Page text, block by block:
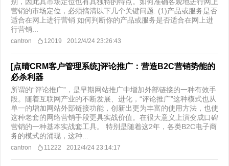
营销的市场定位，必须搞清以下几个关键问题: (1)产品或服务是否
适合在网上进行营销 如何判断你的产品或服务是否适合在网上进
行营销...
cantron 12019 2012/4/24 23:26:43
[点晴CRM客户管理系统]评论推广：营造B2C营销势能的
必杀利器
所谓的“评论推广”，是早期网站推广中增加外部链接的一种有效手
段。随着互联网产业的不断发展、进化，“评论推广”这种模式也从
单一的增加网站外部链接功能，创新出更为丰富的使用方法，也使
这种老套的网络营销手段更具实战价值。在很大意义上演变成口碑
营销的一种基本实战套工具。 特别是随着这2年，各类B2C电子商
务的模式的涌现，这种...
cantron 11222 2012/4/24 23:14:17